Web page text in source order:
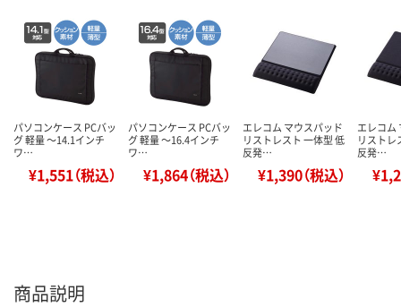
パソコンケース PCバッ
グ 軽量 ～14.1インチ
ワ…
¥1,551（税込）
パソコンケース PCバッ
グ 軽量 ～16.4インチ
ワ…
¥1,864（税込）
エレコム マウスパッド
リストレスト 一体型 低
反発…
¥1,390（税込）
エレコム
リストレ
反発…
商品説明